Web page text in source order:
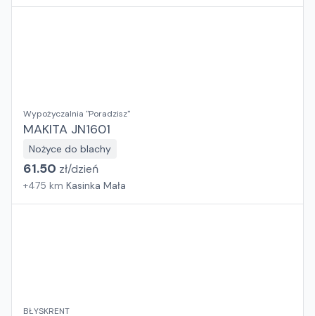
Wypożyczalnia "Poradzisz"
MAKITA JN1601
Nożyce do blachy
61.50 zł/dzień
+475 km Kasinka Mała
BŁYSKRENT